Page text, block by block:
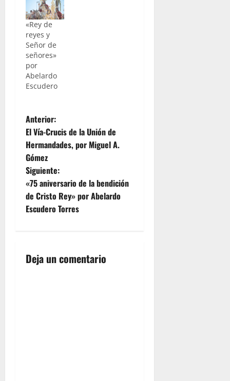
«Rey de
reyes y
Señor de
señores»
por
Abelardo
Escudero
N
a
v
e
g
c
Anterior:
El Vía-Crucis de la Unión de
Hermandades, por Miguel A.
Gómez
Siguiente:
«75 aniversario de la bendición
de Cristo Rey» por Abelardo
Escudero Torres
Deja un comentario